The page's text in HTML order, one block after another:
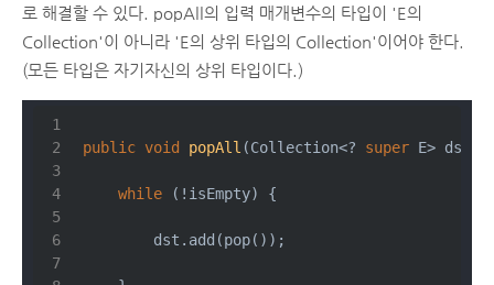
로 해결할 수 있다. popAll의 입력 매개변수의 타입이 'E의
Collection'이 아니라 'E의 상위 타입의 Collection'이어야 한다.
(모든 타입은 자기자신의 상위 타입이다.)
public void popAll (Collection<? super E> dst)
while (!isEmpty) {
        dst.add(pop());